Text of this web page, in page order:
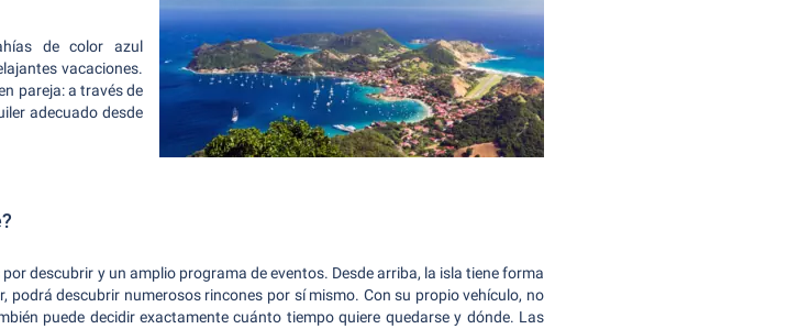
de color azul
vacaciones.
pareja: a través de
adecuado desde
por descubrir y un amplio programa de eventos. Desde arriba, la isla tiene forma
podrá descubrir numerosos rincones por sí mismo. Con su propio vehículo, no
puede decidir exactamente cuánto tiempo quiere quedarse y dónde. Las